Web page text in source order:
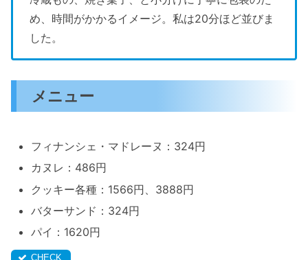
め、時間がかかるイメージ。私は20分ほど並びま
した。
メニュー
フィナンシェ・マドレーヌ：324円
カヌレ：486円
クッキー各種：1566円、3888円
バターサンド：324円
パイ：1620円